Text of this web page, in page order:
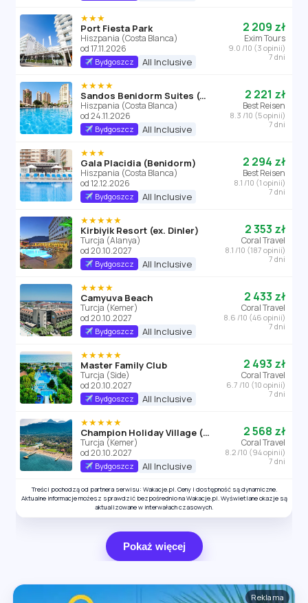
★★★
Port Fiesta Park
Hiszpania (Costa Blanca)
od 17.11.2026
Bydgoszcz All Inclusive
2 209 zł
Exim Tours
9.0 /10 (3 opinii)
7 dni
★★★★
Sandos Benidorm Suites (ex Marconfort Benidorm Suites)
Hiszpania (Costa Blanca)
od 24.11.2026
Bydgoszcz All Inclusive
2 221 zł
Best Reisen
8.3 /10 (5 opinii)
7 dni
★★★
Gala Placidia (Benidorm)
Hiszpania (Costa Blanca)
od 12.12.2026
Bydgoszcz All Inclusive
2 294 zł
Best Reisen
8.1 /10 (1 opinii)
7 dni
★★★★★
Kirbiyik Resort (ex. Dinler)
Turcja (Alanya)
od 20.10.2027
Bydgoszcz All Inclusive
2 353 zł
Coral Travel
8.1 /10 (187 opinii)
7 dni
★★★★
Camyuva Beach
Turcja (Kemer)
od 20.10.2027
Bydgoszcz All Inclusive
2 433 zł
Coral Travel
8.6 /10 (46 opinii)
7 dni
★★★★★
Master Family Club
Turcja (Side)
od 20.10.2027
Bydgoszcz All Inclusive
2 493 zł
Coral Travel
6.7 /10 (10 opinii)
7 dni
★★★★★
Champion Holiday Village (Kemer)
Turcja (Kemer)
od 20.10.2027
Bydgoszcz All Inclusive
2 568 zł
Coral Travel
8.2 /10 (94 opinii)
7 dni
Treści pochodzą od partnera serwisu: Wakacje.pl. Ceny i dostępność są dynamiczne.
Aktualne informacje możesz sprawdzić bezpośrednio na Wakacje.pl. Wyświetlane okazje są
aktualizowane w interwałach czasowych.
Pokaż więcej
Reklama